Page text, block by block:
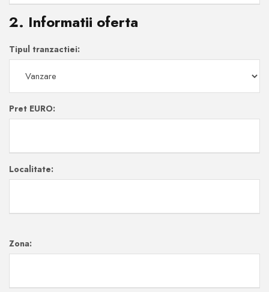
2. Informatii oferta
Tipul tranzactiei:
Pret EURO:
Localitate:
Zona: